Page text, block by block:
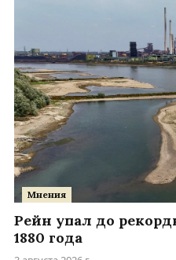
Мнения
Рейн упал до
1880 года